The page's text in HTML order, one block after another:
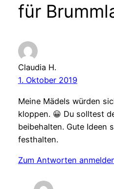
für
Claudia H.
1. Oktober 2019
Meine Mädels würden
kloppen. 😀 Du solltest
beibehalten. Gute Ideen
festhalten.
Zum Antworten